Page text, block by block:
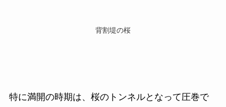
背割堤の桜
特に満開の時期は、桜のトンネルとなって圧巻で